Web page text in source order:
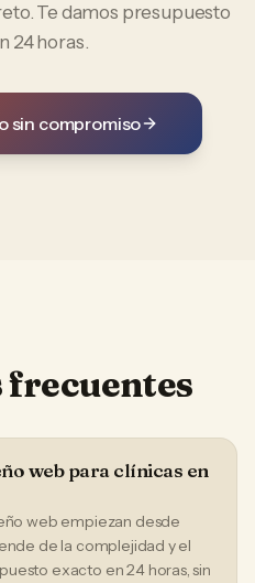
Te damos presupuesto
24 horas.
sin compromiso
frecuentes
web para clínicas en
web empiezan desde
de la complejidad y el
exacto en 24 horas, sin